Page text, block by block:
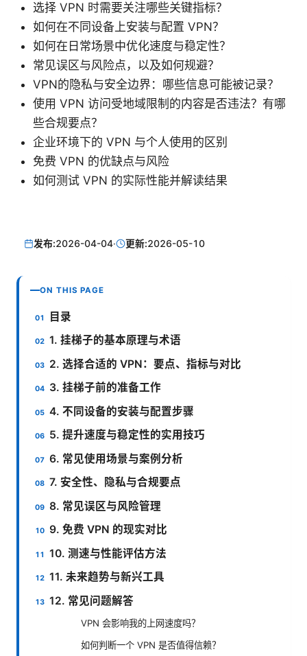
选择 VPN 时需要关注哪些关键指标？
如何在不同设备上安装与配置 VPN？
如何在日常场景中优化速度与稳定性？
常见误区与风险点，以及如何规避？
VPN的隐私与安全边界：哪些信息可能被记录？
使用 VPN 访问受地域限制的内容是否违法？有哪
些合规要点？
企业环境下的 VPN 与个人使用的区别
免费 VPN 的优缺点与风险
如何测试 VPN 的实际性能并解读结果
发布:2026-04-04· 更新:2026-05-10
ON THIS PAGE
目录
1. 挂梯子的基本原理与术语
2. 选择合适的 VPN：要点、指标与对比
3. 挂梯子前的准备工作
4. 不同设备的安装与配置步骤
5. 提升速度与稳定性的实用技巧
6. 常见使用场景与案例分析
7. 安全性、隐私与合规要点
8. 常见误区与风险管理
9. 免费 VPN 的现实对比
10. 测速与性能评估方法
11. 未来趋势与新兴工具
12. 常见问题解答
VPN 会影响我的上网速度吗？
如何判断一个 VPN 是否值得信赖？